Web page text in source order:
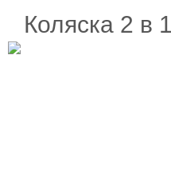
Коляска 2 в